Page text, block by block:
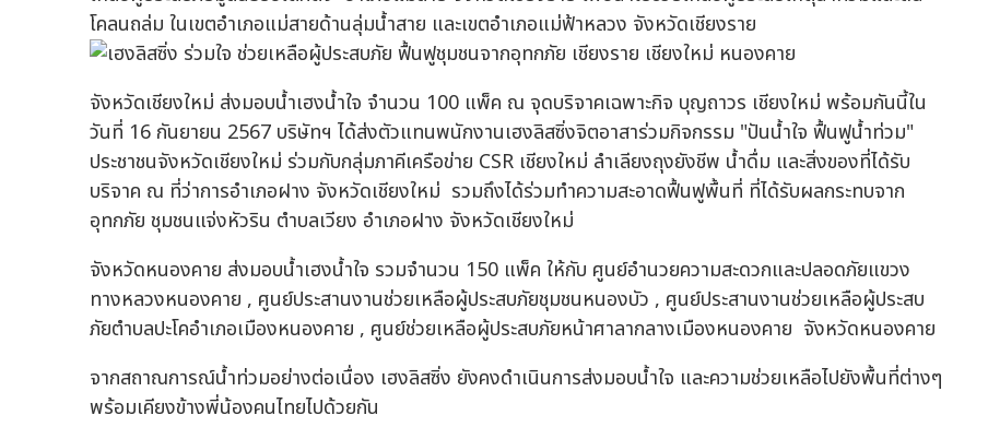
โคลนถล่ม ในเขตอำเภอแม่สายด้านลุ่มน้ำสาย และเขตอำเภอแม่ฟ้าหลวง จังหวัดเชียงราย
จังหวัดเชียงใหม่ ส่งมอบน้ำเฮงน้ำใจ จำนวน 100 แพ็ค ณ จุดบริจาคเฉพาะกิจ บุญถาวร เชียงใหม่ พร้อมกันนี้ใน
วันที่ 16 กันยายน 2567 บริษัทฯ ได้ส่งตัวแทนพนักงานเฮงลิสซิ่งจิตอาสาร่วมกิจกรรม "ปันน้ำใจ ฟื้นฟูน้ำท่วม"
ประชาชนจังหวัดเชียงใหม่ ร่วมกับกลุ่มภาคีเครือข่าย CSR เชียงใหม่ ลำเลียงถุงยังชีพ น้ำดื่ม และสิ่งของที่ได้รับ
บริจาค ณ ที่ว่าการอำเภอฝาง จังหวัดเชียงใหม่ รวมถึงได้ร่วมทำความสะอาดฟื้นฟูพื้นที่ ที่ได้รับผลกระทบจาก
อุทกภัย ชุมชนแจ่งหัวริน ตำบลเวียง อำเภอฝาง จังหวัดเชียงใหม่
จังหวัดหนองคาย ส่งมอบน้ำเฮงน้ำใจ รวมจำนวน 150 แพ็ค ให้กับ ศูนย์อำนวยความสะดวกและปลอดภัยแขวง
ทางหลวงหนองคาย , ศูนย์ประสานงานช่วยเหลือผู้ประสบภัยชุมชนหนองบัว , ศูนย์ประสานงานช่วยเหลือผู้ประสบ
ภัยตำบลปะโคอำเภอเมืองหนองคาย , ศูนย์ช่วยเหลือผู้ประสบภัยหน้าศาลากลางเมืองหนองคาย จังหวัดหนองคาย
จากสถาณการณ์น้ำท่วมอย่างต่อเนื่อง เฮงลิสซิ่ง ยังคงดำเนินการส่งมอบน้ำใจ และความช่วยเหลือไปยังพื้นที่ต่างๆ
พร้อมเคียงข้างพี่น้องคนไทยไปด้วยกัน